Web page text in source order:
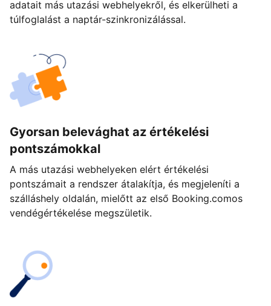
adatait más utazási webhelyekről, és elkerülheti a
túlfoglalást a naptár-szinkronizálással.
Gyorsan belevághat az értékelési
pontszámokkal
A más utazási webhelyeken elért értékelési
pontszámait a rendszer átalakítja, és megjeleníti a
szálláshely oldalán, mielőtt az első Booking.comos
vendégértékelése megszületik.